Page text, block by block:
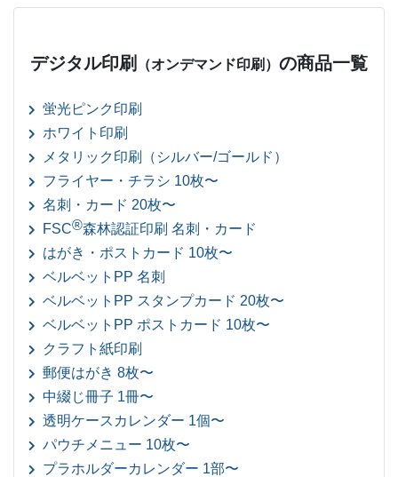
デジタル印刷 （オンデマンド印刷） の商品一覧
蛍光ピンク印刷
ホワイト印刷
メタリック印刷（シルバー/ゴールド）
フライヤー・チラシ 10枚〜
名刺・カード 20枚〜
FSC®森林認証印刷 名刺・カード
はがき・ポストカード 10枚〜
ベルベットPP 名刺
ベルベットPP スタンプカード 20枚〜
ベルベットPP ポストカード 10枚〜
クラフト紙印刷
郵便はがき 8枚〜
中綴じ冊子 1冊〜
透明ケースカレンダー 1個〜
パウチメニュー 10枚〜
プラホルダーカレンダー 1部〜